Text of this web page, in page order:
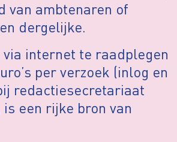
van ambtenaren of
dergelijke.
internet te raadplegen
per verzoek (inlog en
redactiesecretariaat
een rijke bron van